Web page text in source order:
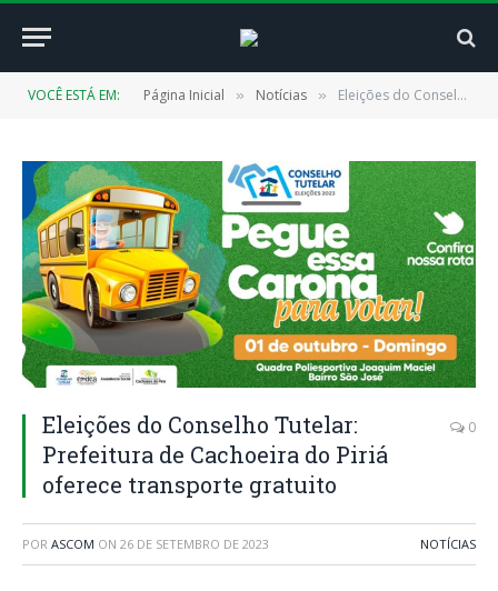
VOCÊ ESTÁ EM: Página Inicial » Notícias » Eleições do Conselho Tutelar: Prefeitura de Cachoeira do Piriá oferece transporte gratuito
Eleições do Conselho Tutelar:
Prefeitura de Cachoeira do Piriá
oferece transporte gratuito
0
POR ASCOM ON 26 DE SETEMBRO DE 2023 NOTÍCIAS